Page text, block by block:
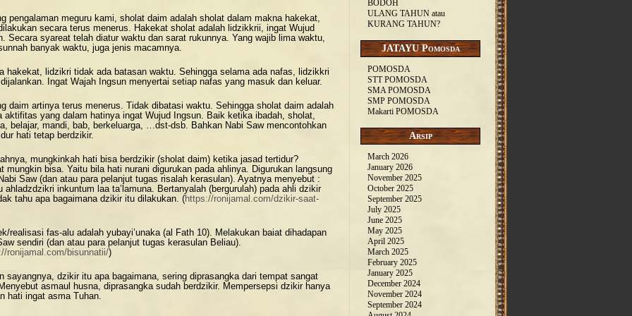
pengalaman meguru kami, sholat daim adalah sholat dalam makna hakekat,
secara terus menerus. Hakekat sholat adalah lidzikkrii, ingat Wujud
Secara syareat telah diatur waktu dan sarat rukunnya. Yang wajib lima waktu,
banyak waktu, juga jenis macamnya.
hakekat, lidzikri tidak ada batasan waktu. Sehingga selama ada nafas, lidzikkri
Ingat Wajah Ingsun menyertai setiap nafas yang masuk dan keluar.
daim artinya terus menerus. Tidak dibatasi waktu. Sehingga sholat daim adalah
aktifitas yang dalam hatinya ingat Wujud Ingsun. Baik ketika ibadah, sholat,
belajar, mandi, bab, berkeluarga, …dst-dsb. Bahkan Nabi Saw mencontohkan
hati tetap berdzikir.
mungkinkah hati bisa berdzikir (sholat daim) ketika jasad tertidur?
mungkin bisa. Yaitu bila hati nurani digurukan pada ahlinya. Digurukan langsung
Saw (dan atau para pelanjut tugas risalah kerasulan). Ayatnya menyebut :
ahladzdzikri inkuntum laa ta’lamuna. Bertanyalah (bergurulah) pada ahli dzikir
tahu apa bagaimana dzikir itu dilakukan. (https://ronijamal.com/dzikir-saat-
realisasi fas-alu adalah yubayi’unaka (al Fath 10). Melakukan baiat dihadapan
sendiri (dan atau para pelanjut tugas kerasulan Beliau).
ronijamal.com/bisunnatii/)
sayangnya, dzikir itu apa bagaimana, sering diprasangka dari tempat sangat
asmaul husna, diprasangka sudah berdzikir. Mempersepsi dzikir hanya
hati ingat asma Tuhan.
BODOH
ULANG TAHUN atau
KURANG TAHUN?
JATAYU Pomosda
POMOSDA
STT POMOSDA
SMA POMOSDA
SMP POMOSDA
Makarti POMOSDA
Arsip
March 2026
January 2026
November 2025
October 2025
September 2025
July 2025
June 2025
May 2025
April 2025
March 2025
February 2025
January 2025
December 2024
November 2024
September 2024